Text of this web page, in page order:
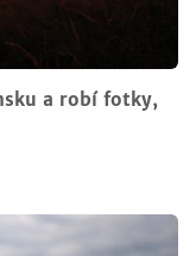
a robí fotky,